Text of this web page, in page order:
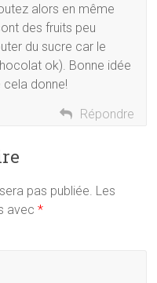
alors en même
des fruits peu
du sucre car le
ok). Bonne idée
cela donne!
Répondre
pas publiée. Les
avec*